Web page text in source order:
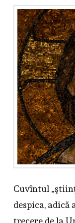
Cuvîntul
despica, adică
trecere de la